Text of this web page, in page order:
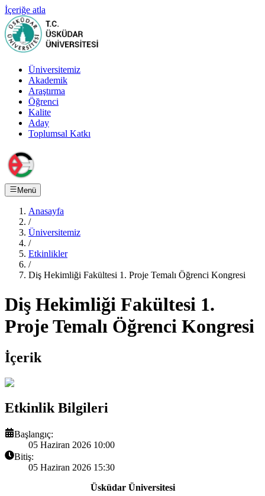
İçeriğe atla
Üniversitemiz
Akademik
Araştırma
Öğrenci
Kalite
Aday
Toplumsal Katkı
Menü
Anasayfa
/
Üniversitemiz
/
Etkinlikler
/
Diş Hekimliği Fakültesi 1. Proje Temalı Öğrenci Kongresi
Diş Hekimliği Fakültesi 1.
Proje Temalı Öğrenci Kongresi
İçerik
Etkinlik Bilgileri
Başlangıç:
05 Haziran 2026 10:00
Bitiş:
05 Haziran 2026 15:30
Üsküdar Üniversitesi